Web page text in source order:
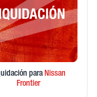
paraNissan
Frontier